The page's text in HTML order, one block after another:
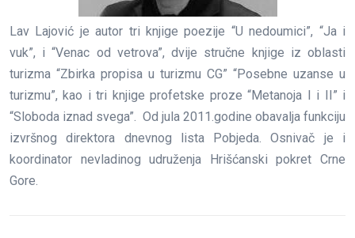
Lav Lajović je autor tri knjige poezije “U nedoumici”, “Ja i
vuk”, i “Venac od vetrova”, dvije stručne knjige iz oblasti
turizma “Zbirka propisa u turizmu CG” “Posebne uzanse u
turizmu”, kao i tri knjige profetske proze “Metanoja I i II” i
“Sloboda iznad svega”. Od jula 2011.godine obavalja funkciju
izvršnog direktora dnevnog lista Pobjeda. Osnivač je i
koordinator nevladinog udruženja Hrišćanski pokret Crne
Gore.